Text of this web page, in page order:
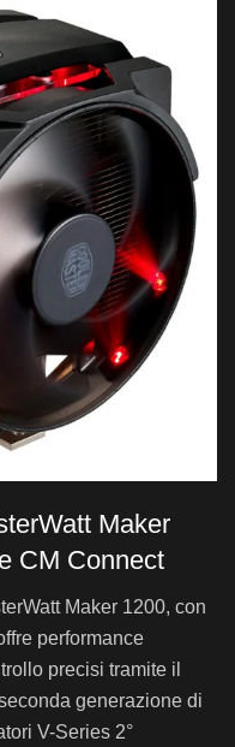
Maker
CM Connect
Maker 1200, con
performance
precisi tramite il
generazione di
V-Series 2°